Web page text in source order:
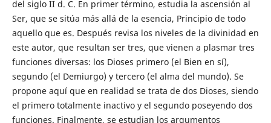
del siglo II d. C. En primer término, estudia la ascensión al
Ser, que se sitúa más allá de la esencia, Principio de todo
aquello que es. Después revisa los niveles de la divinidad en
este autor, que resultan ser tres, que vienen a plasmar tres
funciones diversas: los Dioses primero (el Bien en sí),
segundo (el Demiurgo) y tercero (el alma del mundo). Se
propone aquí que en realidad se trata de dos Dioses, siendo
el primero totalmente inactivo y el segundo poseyendo dos
funciones. Finalmente, se estudian los argumentos